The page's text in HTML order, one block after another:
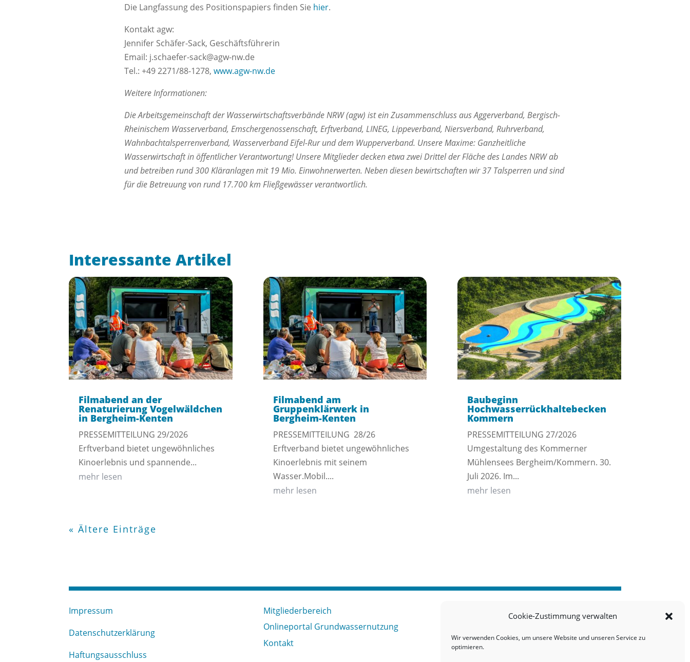
Cookie-Zustimmung verwalten
Wir verwenden Cookies, um unsere Website und unseren Service zu
optimieren.
Die Langfassung des Positionspapiers finden Sie hier.
Kontakt agw:
Jennifer Schäfer-Sack, Geschäftsführerin
Email: j.schaefer-sack@agw-nw.de
Tel.: +49 2271/88-1278, www.agw-nw.de
Weitere Informationen:
Die Arbeitsgemeinschaft der Wasserwirtschaftsverbände NRW (agw) ist ein Zusammenschluss aus Aggerverband, Bergisch-
Rheinischem Wasserverband, Emschergenossenschaft, Erftverband, LINEG, Lippeverband, Niersverband, Ruhrverband,
Wahnbachtalsperrenverband, Wasserverband Eifel-Rur und dem Wupperverband. Unsere Maxime: Ganzheitliche
Wasserwirtschaft in öffentlicher Verantwortung! Unsere Mitglieder decken etwa zwei Drittel der Fläche des Landes NRW ab
und betreiben rund 300 Kläranlagen mit 19 Mio. Einwohnerwerten. Neben diesen bewirtschaften wir 37 Talsperren und sind
für die Betreuung von rund 17.700 km Fließgewässer verantwortlich.
Interessante Artikel
Filmabend an der
Renaturierung Vogelwäldchen
in Bergheim-Kenten
PRESSEMITTEILUNG 29/2026
Erftverband bietet ungewöhnliches
Kinoerlebnis und spannende...
mehr lesen
Filmabend am
Gruppenklärwerk in
Bergheim-Kenten
PRESSEMITTEILUNG 28/26
Erftverband bietet ungewöhnliches
Kinoerlebnis mit seinem
Wasser.Mobil....
mehr lesen
Baubeginn
Hochwasserrückhaltebecken
Kommern
PRESSEMITTEILUNG 27/2026
Umgestaltung des Kommerner
Mühlensees Bergheim/Kommern. 30.
Juli 2026. Im...
mehr lesen
« Ältere Einträge
Impressum
Datenschutzerklärung
Haftungsausschluss
Mitgliederbereich
Onlineportal Grundwassernutzung
Kontakt